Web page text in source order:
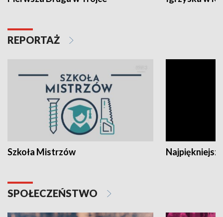
REPORTAŻ
Szkoła Mistrzów
SPOŁECZEŃSTWO